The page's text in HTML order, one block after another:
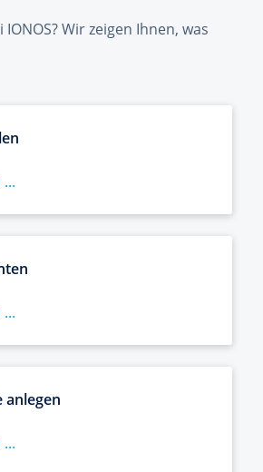
Wir zeigen Ihnen, was
anlegen